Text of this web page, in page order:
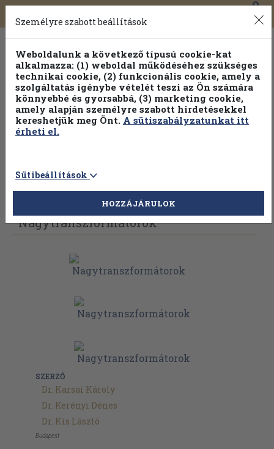
Toggle
navigation
0
Válogasson több mint 1.000.000 kiadványunk közül
100% kedvezménnyel!
Vissza az előző oldalra Válasszon példányt
Nagytranszformátorok
SZERZŐ
Dr. Karsai Károly
Dr. Kerényi Dénes
Dr. Kis László
Budapest
Személyre szabott beállítások
Weboldalunk a következő típusú cookie-kat
alkalmazza: (1) weboldal működéséhez szükséges
technikai cookie, (2) funkcionális cookie, amely a
szolgáltatás igénybe vételét teszi az Ön számára
könnyebbé és gyorsabbá, (3) marketing cookie,
amely alapján személyre szabott hirdetésekkel
kereshetjük meg Önt. A sütiszabályzatunkat itt
érheti el.
Sütibeállítások
HOZZÁJÁRULOK